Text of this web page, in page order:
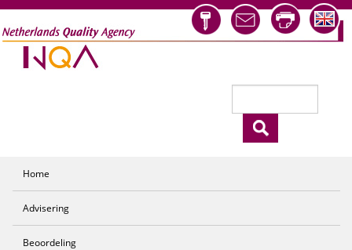
Overslaan en naar de inhoud gaan
Home
Advisering
Beoordeling